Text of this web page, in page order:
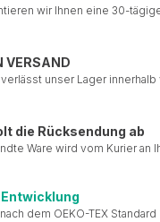
wir Ihnen eine 30-
VERSAND
unser Lager innerhalb
die Rücksendung ab
Ware wird vom Kurier an
dem OEKO-TEX Standard